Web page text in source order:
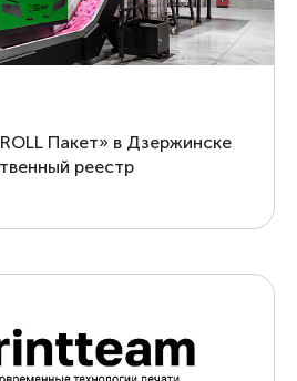
Пакет» в Дзержинске
реестр